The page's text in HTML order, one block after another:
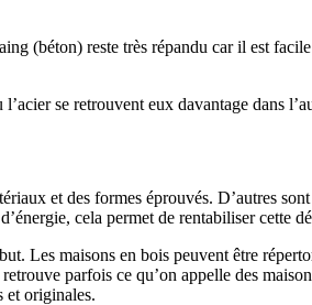
(béton) reste très répandu car il est
se retrouvent eux davantage dans
et des formes éprouvés. D’autres
cela permet de rentabiliser cette
Les maisons en bois peuvent être
parfois ce qu’on appelle des
et originales.